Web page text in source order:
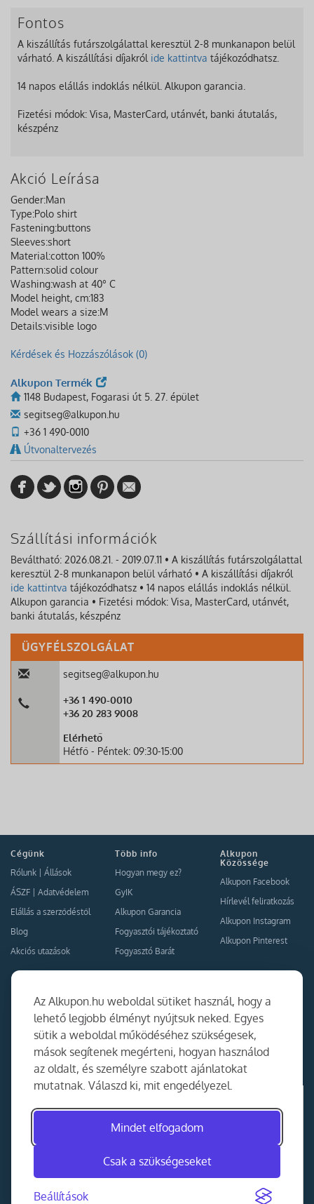
Az Alkupon.hu weboldal sütiket használ, hogy a
lehető legjobb élményt nyújtsuk neked. Egyes
sütik a weboldal működéséhez szükségesek,
mások segítenek megérteni, hogyan használod
az oldalt, és személyre szabott ajánlatokat
mutatnak. Válaszd ki, mit engedélyezel.
Mindet elfogadom
Csak a szükségeseket
Beállítások
Fontos
A kiszállítás futárszolgálattal keresztül 2-8 munkanapon belül
várható. A kiszállítási díjakról ide kattintva tájékozódhatsz.
14 napos elállás indoklás nélkül. Alkupon garancia.
Fizetési módok: Visa, MasterCard, utánvét, banki átutalás,
készpénz
Akció Leírása
Gender:Man
Type:Polo shirt
Fastening:buttons
Sleeves:short
Material:cotton 100%
Pattern:solid colour
Washing:wash at 40° C
Model height, cm:183
Model wears a size:M
Details:visible logo
Kérdések és Hozzászólások (0)
Alkupon Termék
1148 Budapest, Fogarasi út 5. 27. épület
segitseg@alkupon.hu
+36 1 490-0010
Útvonaltervezés
Szállítási információk
Beváltható: 2026.08.21. - 2019.07.11 • A kiszállítás futárszolgálattal
keresztül 2-8 munkanapon belül várható • A kiszállítási díjakról
ide kattintva tájékozódhatsz • 14 napos elállás indoklás nélkül.
Alkupon garancia • Fizetési módok: Visa, MasterCard, utánvét,
banki átutalás, készpénz
ÜGYFÉLSZOLGÁLAT
segitseg@alkupon.hu
+36 1 490-0010
+36 20 283 9008
Elérhető
Hétfő - Péntek: 09:30-15:00
Cégünk
Rólunk
Állások
ÁSZF
Adatvédelem
Elállás a szerződéstől
Blog
Akciós utazások
Több info
Hogyan megy ez?
GyIK
Alkupon Garancia
Fogyasztói tájékoztató
Fogyasztó Barát
Alkupon
Közössége
Alkupon Facebook
Hírlevél feliratkozás
Alkupon Instagram
Alkupon Pinterest
Együttműködés
Kapcsolat
Ajánlj nekünk!
Partner Belépés